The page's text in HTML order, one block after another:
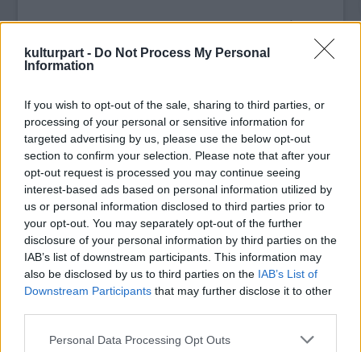
kulturpart - Do Not Process My Personal
Information
If you wish to opt-out of the sale, sharing to third parties, or
processing of your personal or sensitive information for
targeted advertising by us, please use the below opt-out
section to confirm your selection. Please note that after your
opt-out request is processed you may continue seeing
interest-based ads based on personal information utilized by
us or personal information disclosed to third parties prior to
your opt-out. You may separately opt-out of the further
disclosure of your personal information by third parties on the
IAB’s list of downstream participants. This information may
also be disclosed by us to third parties on the IAB’s List of
Downstream Participants that may further disclose it to other
Please note that this website/app uses one or more Google
Personal Data Processing Opt Outs
A jeles naphoz kapcsolódóan a Fővárosi Állat-
és Növénykertben kilencedik alkalommal
szervezik meg a Mackófesztivált, amelynek
csütörtöktől egészen vasárnapig tartanak a
városligeti intézményben. A programok
között lesznek látványetetések és izgalmas
állatbemutatók, amelyek során a kert
nagyobb testű medvéi mellett a kisebb
termetű rokonsággal, a kis pandákkal, az
ormányosmedvékkel, a mosómedvékkel és a
farksodrókkal is megismerkedhetnek a
látogatók. Sőt, még az is kiderül, hogy van-e
köze a koalának a medvékhez.
zenés családi műsorok teszik teljessé. A